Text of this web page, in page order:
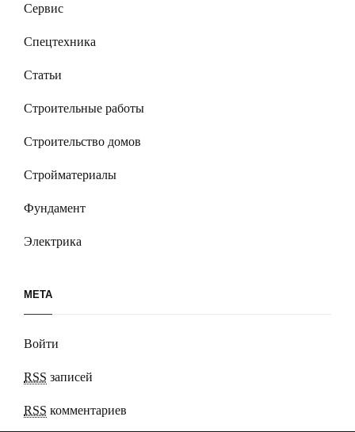
Сервис
Спецтехника
Статьи
Строительные работы
Строительство домов
Стройматериалы
Фундамент
Электрика
МЕТА
Войти
RSS записей
RSS комментариев